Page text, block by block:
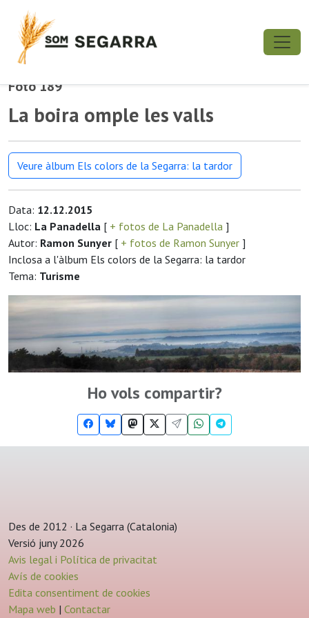
Foto 189
La boira omple les valls
Veure àlbum Els colors de la Segarra: la tardor
Data: 12.12.2015
Lloc: La Panadella [ + fotos de La Panadella ]
Autor: Ramon Sunyer [ + fotos de Ramon Sunyer ]
Inclosa a l'àlbum Els colors de la Segarra: la tardor
Tema: Turisme
Ho vols compartir?
Des de 2012 · La Segarra (Catalonia)
Versió juny 2026
Avis legal i Política de privacitat
Avís de cookies
Edita consentiment de cookies
Mapa web | Contactar